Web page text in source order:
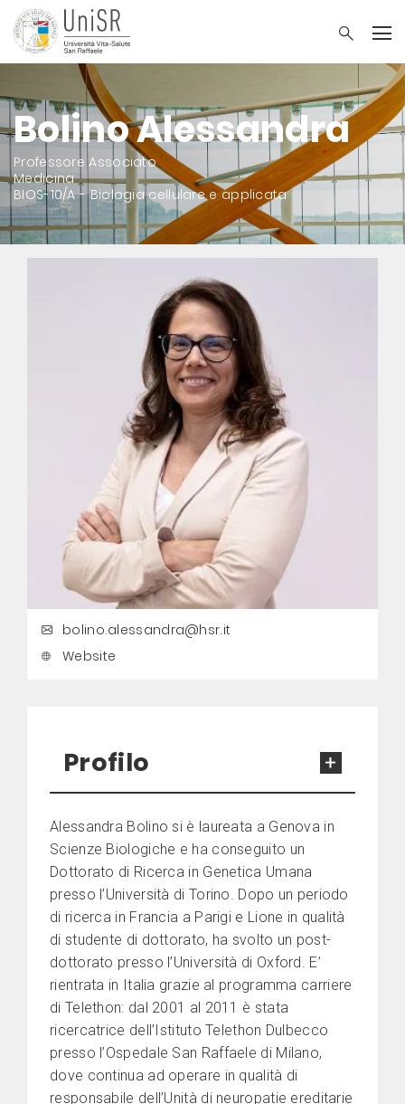
Bolino Alessandra
Professore Associato
Medicina
BIOS-10/A - Biologia cellulare e applicata
bolino.alessandra@hsr.it
Website
Profilo
Alessandra Bolino si è laureata a Genova in
Scienze Biologiche e ha conseguito un
Dottorato di Ricerca in Genetica Umana
presso l’Università di Torino. Dopo un periodo
di ricerca in Francia a Parigi e Lione in qualità
di studente di dottorato, ha svolto un post-
dottorato presso l’Università di Oxford. E’
rientrata in Italia grazie al programma carriere
di Telethon: dal 2001 al 2011 è stata
ricercatrice dell’Istituto Telethon Dulbecco
presso l’Ospedale San Raffaele di Milano,
dove continua ad operare in qualità di
responsabile dell’Unità di neuropatie ereditarie